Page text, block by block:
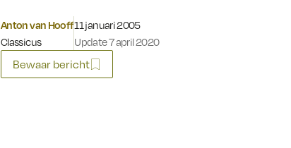
Anton van Hooff
Classicus
Gepubliceerd op:
11 januari 2005
Update 7 april 2020
Bewaar bericht